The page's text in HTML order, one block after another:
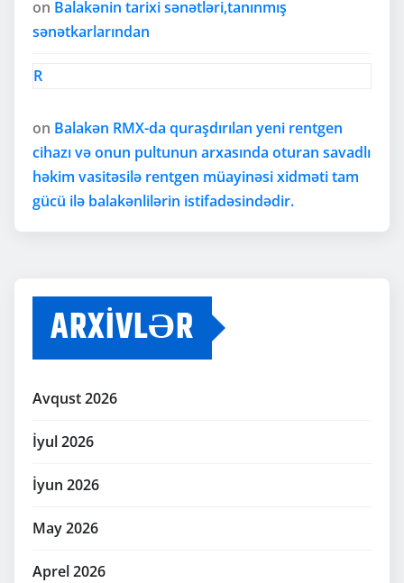
on Balakənin tarixi sənətləri,tanınmış
sənətkarlarından
R
on Balakən RMX-da quraşdırılan yeni rentgen
cihazı və onun pultunun arxasında oturan savadlı
həkim vasitəsilə rentgen müayinəsi xidməti tam
gücü ilə balakənlilərin istifadəsindədir.
ARXIVLƏR
Avqust 2026
İyul 2026
İyun 2026
May 2026
Aprel 2026